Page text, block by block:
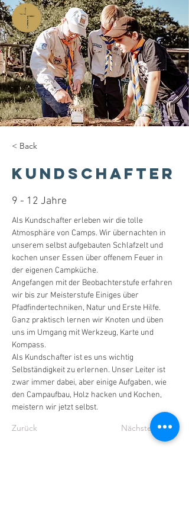
< Back
KUNDSCHAFTER
9 - 12 Jahre
Als Kundschafter erleben wir die tolle
Atmosphäre von Camps. Wir übernachten in
unserem selbst aufgebauten Schlafzelt und
kochen unser Essen über offenem Feuer in
der eigenen Campküche.
Angefangen mit der Beobachterstufe erfahren
wir bis zur Meisterstufe Einiges über
Pfadfindertechniken, Natur und Erste Hilfe.
Ganz praktisch lernen wir Knoten und üben
uns im Umgang mit Werkzeug, Karte und
Kompass.
Als Kundschafter ist es uns wichtig
Selbständigkeit zu erlernen. Unser Leiter ist
zwar immer dabei, aber einige Aufgaben, wie
den Campaufbau, Holz hacken und Kochen,
meistern wir jetzt selbst.
Zurück Nächstes